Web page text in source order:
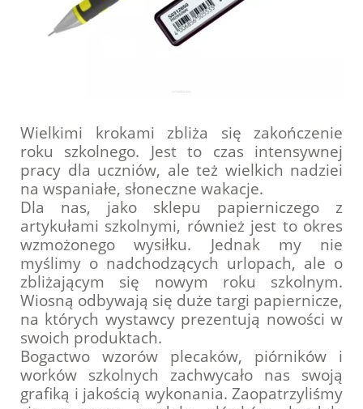
Wielkimi krokami zbliża się zakończenie
roku szkolnego. Jest to czas intensywnej
pracy dla uczniów, ale też wielkich nadziei
na wspaniałe, słoneczne wakacje.
Dla nas, jako sklepu papierniczego z
artykułami szkolnymi, również jest to okres
wzmożonego wysiłku. Jednak my nie
myślimy o nadchodzących urlopach, ale o
zbliżającym się nowym roku szkolnym.
Wiosną odbywają się duże targi papiernicze,
na których wystawcy prezentują nowości w
swoich produktach.
Bogactwo wzorów plecaków, piórników i
worków szkolnych zachwycało nas swoją
grafiką i jakością wykonania. Zaopatrzyliśmy